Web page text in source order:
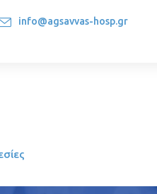
info@agsavvas-hosp.gr